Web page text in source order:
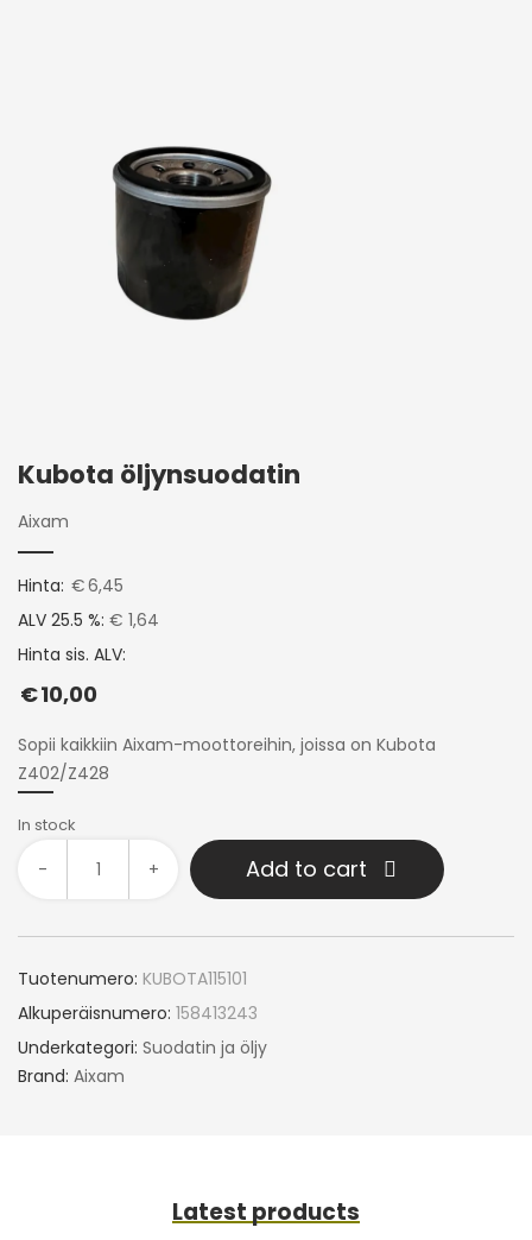
Kubota öljynsuodatin
Aixam
Hinta: €6,45
ALV 25.5 %: € 1,64
Hinta sis. ALV:
€10,00
Sopii kaikkiin Aixam-moottoreihin, joissa on Kubota
Z402/Z428
In stock
- + Add to cart
Tuotenumero: KUBOTA115101
Alkuperäisnumero: 158413243
Underkategori: Suodatin ja öljy
Brand: Aixam
Latest products